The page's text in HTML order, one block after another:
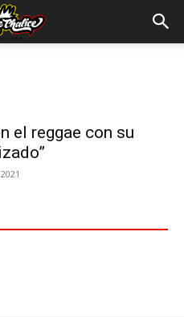
el reggae con su